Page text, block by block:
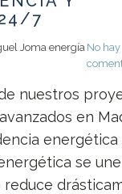
7
Joma energía No hay
nuestros
en
energética
se